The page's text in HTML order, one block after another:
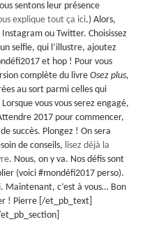
sentons leur présence
explique tout ça ici.) Alors,
ou Twitter. Choisissez
selfie, qui l’illustre, ajoutez
et hop ! Pour vous
complète du livre Osez plus,
au sort parmi celles qui
vous vous serez engagé,
2017 pour commencer,
succès. Plongez ! On sera
de conseils, lisez déjà la
. Nous, on y va. Nos défis sont
(voici #mondéfi2017 perso).
Maintenant, c’est à vous… Bon
! Pierre [/et_pb_text]